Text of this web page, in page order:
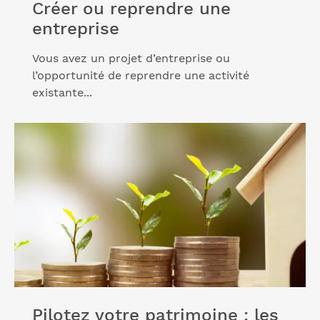
Créer ou reprendre une
entreprise
Vous avez un projet d’entreprise ou
l’opportunité de reprendre une activité
existante...
Pilotez votre patrimoine : les
Lire l'article "Pilotez votre patrimoine : les clés de